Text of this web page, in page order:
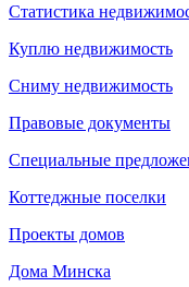
Статистика
Куплю недвижимость
Сниму недвижимость
Правовые документы
Специальные
Коттеджные поселки
Проекты домов
Дома Минска